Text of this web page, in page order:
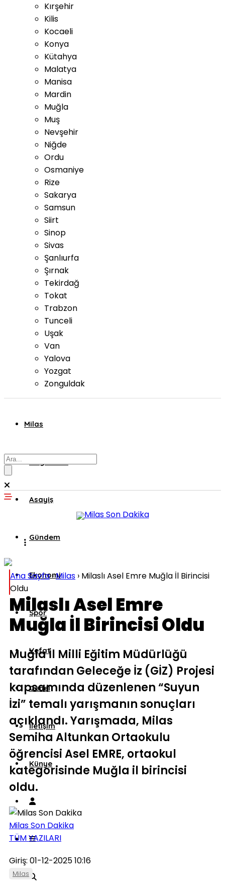
Kırşehir
Kilis
Kocaeli
Konya
Kütahya
Malatya
Manisa
Mardin
Muğla
Muş
Nevşehir
Niğde
Ordu
Osmaniye
Rize
Sakarya
Samsun
Siirt
Sinop
Sivas
Şanlıurfa
Şırnak
Tekirdağ
Tokat
Trabzon
Tunceli
Uşak
Van
Yalova
Yozgat
Zonguldak
Milas
Muğla’dan
Asayiş
Gündem
Ekonomi
Spor
Vefat
Genel
İletişim
Künye
Ana Sayfa›Milas › Milaslı Asel Emre Muğla İl Birincisi
Oldu
Milaslı Asel Emre
Muğla İl Birincisi Oldu
Muğla İl Milli Eğitim Müdürlüğü
tarafından Geleceğe İz (GİZ) Projesi
kapsamında düzenlenen “Suyun
İzi” temalı yarışmanın sonuçları
açıklandı. Yarışmada, Milas
Semiha Altunkan Ortaokulu
öğrencisi Asel EMRE, ortaokul
kategorisinde Muğla il birincisi
oldu.
Milas Son Dakika
TÜM YAZILARI
Giriş: 01-12-2025 10:16
Milas